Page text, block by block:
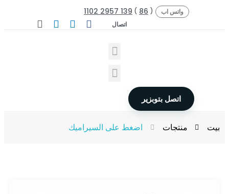
واتس اب (
86
)
139 2957 1102
اتصال
اتصل بتوبزير
بيت منتجات اضغط على السيراميك